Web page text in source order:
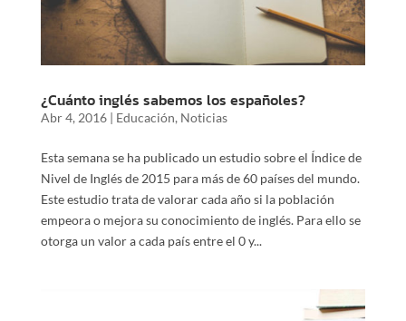
¿Cuánto inglés sabemos los españoles?
Abr 4, 2016| Educación, Noticias
Esta semana se ha publicado un estudio sobre el Índice de
Nivel de Inglés de 2015 para más de 60 países del mundo.
Este estudio trata de valorar cada año si la población
empeora o mejora su conocimiento de inglés. Para ello se
otorga un valor a cada país entre el 0 y...